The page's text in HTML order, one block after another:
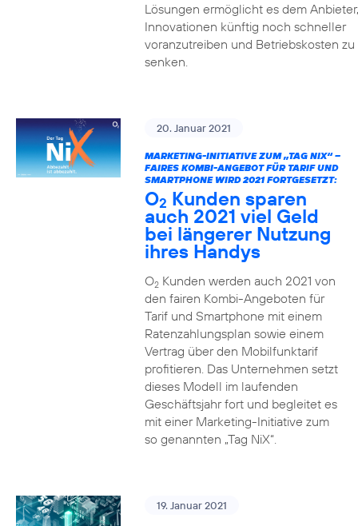
Lösungen ermöglicht es dem Anbieter,
Innovationen künftig noch schneller
voranzutreiben und Betriebskosten zu
senken.
20. Januar 2021
MARKETING-INITIATIVE ZUM „TAG NIX“ –
FAIRES KOMBI-ANGEBOT FÜR TARIF UND
SMARTPHONE WIRD 2021 FORTGESETZT:
O2 Kunden sparen
auch 2021 viel Geld
bei längerer Nutzung
ihres Handys
O2Kunden werden auch 2021 von
den fairen Kombi-Angeboten für
Tarif und Smartphone mit einem
Ratenzahlungsplan sowie einem
Vertrag über den Mobilfunktarif
profitieren. Das Unternehmen setzt
dieses Modell im laufenden
Geschäftsjahr fort und begleitet es
mit einer Marketing-Initiative zum
so genannten „Tag NiX“.
19. Januar 2021